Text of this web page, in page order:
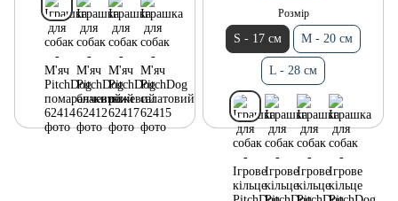
Розмір
S - 17 см M - 20 см
L - 28 см